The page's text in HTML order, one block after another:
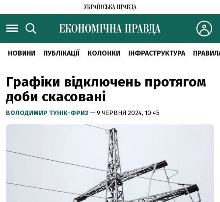
НОВИНИ ПУБЛІКАЦІЇ КОЛОНКИ ІНФРАСТРУКТУРА
Графіки відключень протягом
доби скасовані
ВОЛОДИМИР ТУНІК-ФРИЗ — 9 ЧЕРВНЯ 2024, 10:45